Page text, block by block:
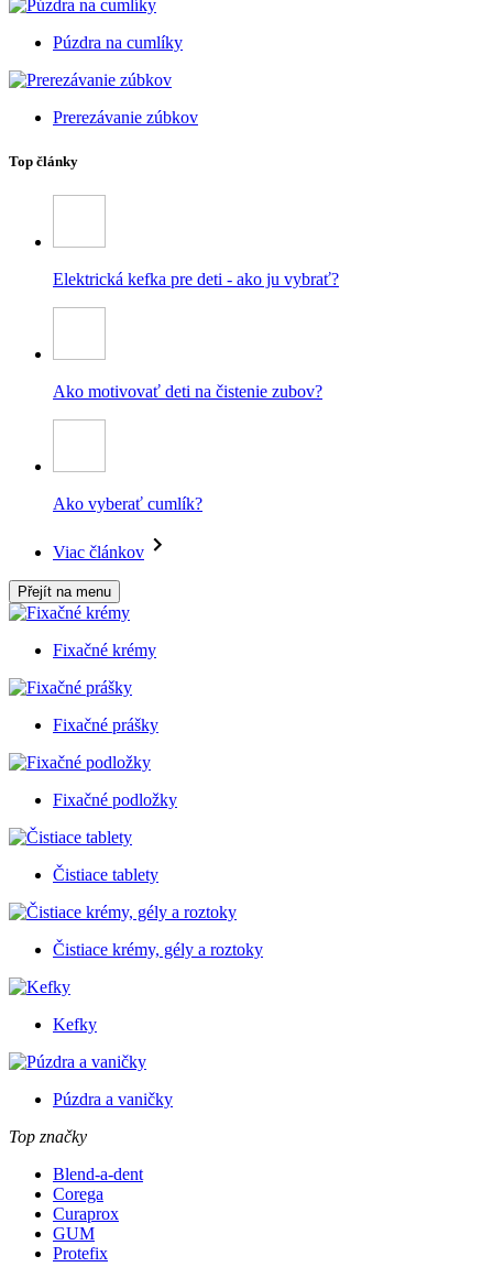
Púzdra na cumlíky
Prerezávanie zúbkov
Top články
Elektrická kefka pre deti - ako ju vybrať?
Ako motivovať deti na čistenie zubov?
Ako vyberať cumlík?
Viac článkov
Přejít na menu
Fixačné krémy
Fixačné prášky
Fixačné podložky
Čistiace tablety
Čistiace krémy, gély a roztoky
Kefky
Púzdra a vaničky
Top značky
Blend-a-dent
Corega
Curaprox
GUM
Protefix